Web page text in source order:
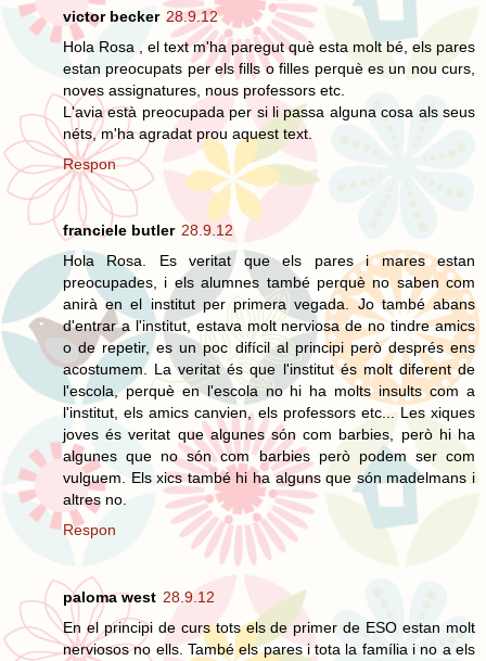
victor becker 28.9.12
Hola Rosa , el text m'ha paregut què esta molt bé, els pares
estan preocupats per els fills o filles perquè es un nou curs,
noves assignatures, nous professors etc.
L'avia està preocupada per si li passa alguna cosa als seus
néts, m'ha agradat prou aquest text.
Respon
franciele butler 28.9.12
Hola Rosa. Es veritat que els pares i mares estan
preocupades, i els alumnes també perquè no saben com
anirà en el institut per primera vegada. Jo també abans
d'entrar a l'institut, estava molt nerviosa de no tindre amics
o de repetir, es un poc difícil al principi però després ens
acostumem. La veritat és que l'institut és molt diferent de
l'escola, perquè en l'escola no hi ha molts insults com a
l'institut, els amics canvien, els professors etc... Les xiques
joves és veritat que algunes són com barbies, però hi ha
algunes que no són com barbies però podem ser com
vulguem. Els xics també hi ha alguns que són madelmans i
altres no.
Respon
paloma west 28.9.12
En el principi de curs tots els de primer de ESO estan molt
nerviosos no ells. També els pares i tota la família i no a els